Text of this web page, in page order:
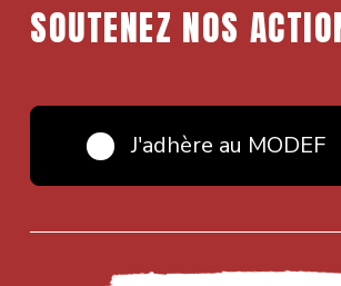
SOUTENEZ NOS
J'adhère au MODEF